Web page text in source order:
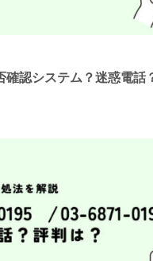
確認システム？迷惑電話